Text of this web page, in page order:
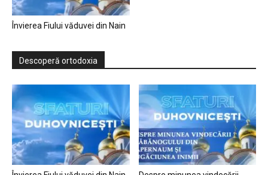
Învierea Fiului văduvei din Nain
Descoperă ortodoxia